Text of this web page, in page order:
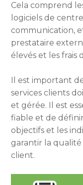
Cela comprend
logiciels de
communication,
prestataire
élevés et les frais
Il est important
services clients
et gérée. Il est
fiable et de
objectifs et les
garantir la qualité
client.